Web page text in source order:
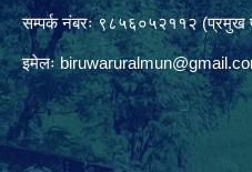
सम्पर्क नंबरः ९८५६०५२११२ (प्रमुख
इमेलः